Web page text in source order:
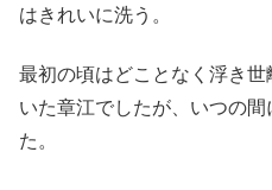
はきれいに洗う。
最初の頃はどことなく浮き
いた章江でしたが、いつの
た。